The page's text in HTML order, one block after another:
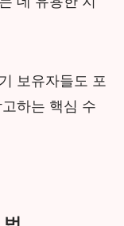
보유자들도 포
하는 핵심 수